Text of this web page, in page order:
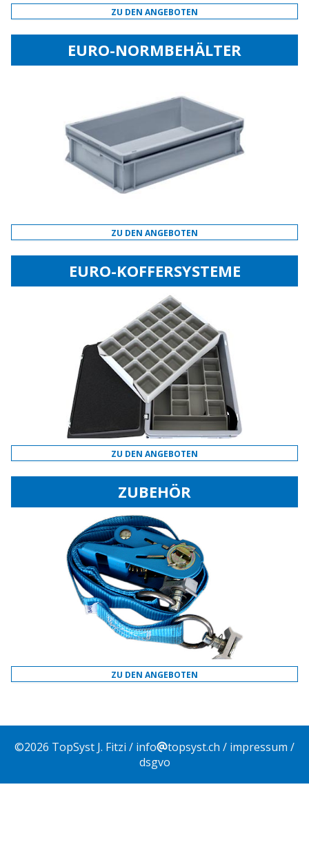
ZU DEN ANGEBOTEN
EURO-NORMBEHÄLTER
ZU DEN ANGEBOTEN
EURO-KOFFERSYSTEME
ZU DEN ANGEBOTEN
ZUBEHÖR
ZU DEN ANGEBOTEN
©2026 TopSyst J. Fitzi / info topsyst.ch / impressum /
dsgvo